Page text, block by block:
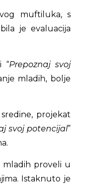
muftiluka, s
je evaluacija
“Prepoznaj svoj
mladih, bolje
projekat
svoj potencijal”
mladih proveli u
Istaknuto je